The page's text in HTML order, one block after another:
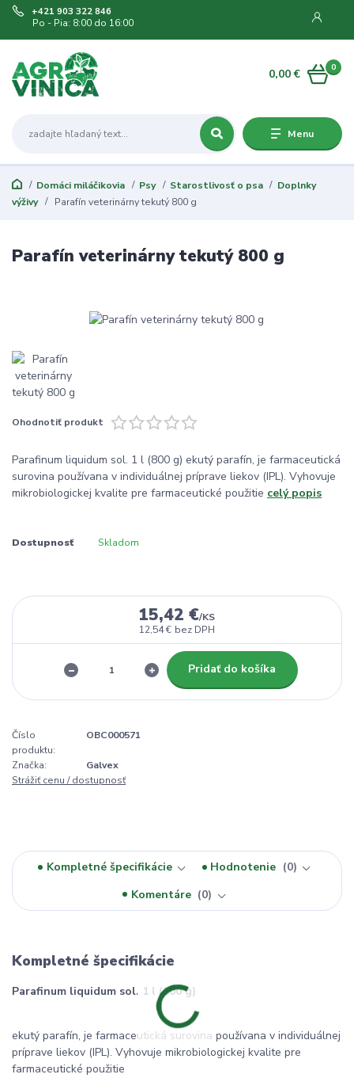
Menu
+421 903 322 846
Po - Pia: 8:00 do 16:00
0
0,00 €
Domáci miláčikovia Psy Starostlivosť o psa
Doplnky
výživy
Parafín veterinárny tekutý 800 g
Parafín veterinárny tekutý 800 g
Ohodnotiť produkt
Parafinum liquidum sol. 1 l (800 g) ekutý parafín, je farmaceutická
surovina používana v individuálnej príprave liekov (IPL). Vyhovuje
mikrobiologickej kvalite pre farmaceutické použitie celý popis
Dostupnosť Skladom
15,42 €/KS
12,54 € bez DPH
Pridať do košíka
Číslo
produktu:
OBC000571
Značka:
Galvex
Strážiť cenu / dostupnosť
Kompletné špecifikácie Hodnotenie
0
Komentáre
0
Kompletné špecifikácie
Parafinum liquidum sol. 1 l (800 g)
ekutý parafín, je farmaceutická surovina používana v individuálnej
príprave liekov (IPL). Vyhovuje mikrobiologickej kvalite pre
farmaceutické použitie